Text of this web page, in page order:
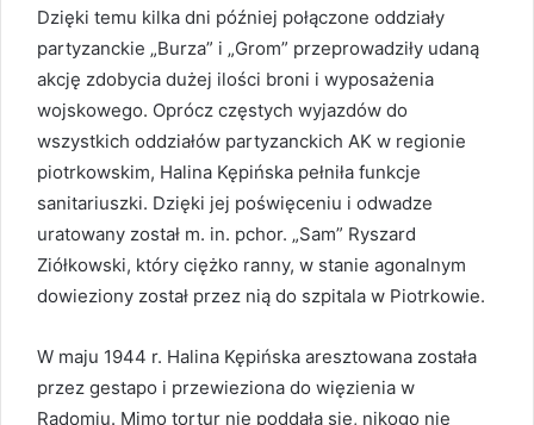
Dzięki temu kilka dni później połączone oddziały
partyzanckie „Burza” i „Grom” przeprowadziły udaną
akcję zdobycia dużej ilości broni i wyposażenia
wojskowego. Oprócz częstych wyjazdów do
wszystkich oddziałów partyzanckich AK w regionie
piotrkowskim, Halina Kępińska pełniła funkcje
sanitariuszki. Dzięki jej poświęceniu i odwadze
uratowany został m. in. pchor. „Sam” Ryszard
Ziółkowski, który ciężko ranny, w stanie agonalnym
dowieziony został przez nią do szpitala w Piotrkowie.
W maju 1944 r. Halina Kępińska aresztowana została
przez gestapo i przewieziona do więzienia w
Radomiu. Mimo tortur nie poddała się, nikogo nie